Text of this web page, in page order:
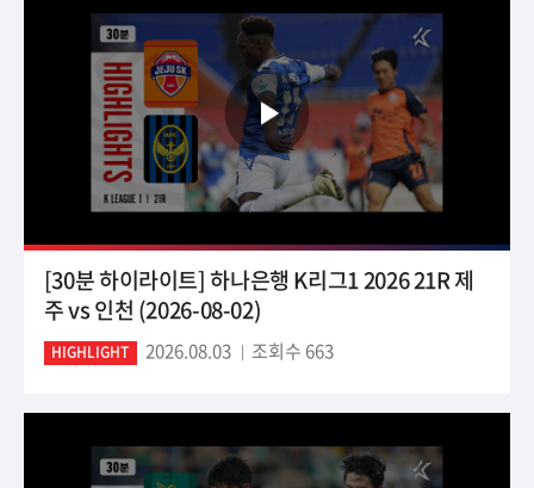
[30분 하이라이트] 하나은행 K리그1 2026 21R 제
주 vs 인천 (2026-08-02)
HIGHLIGHT 2026.08.03 조회수 663